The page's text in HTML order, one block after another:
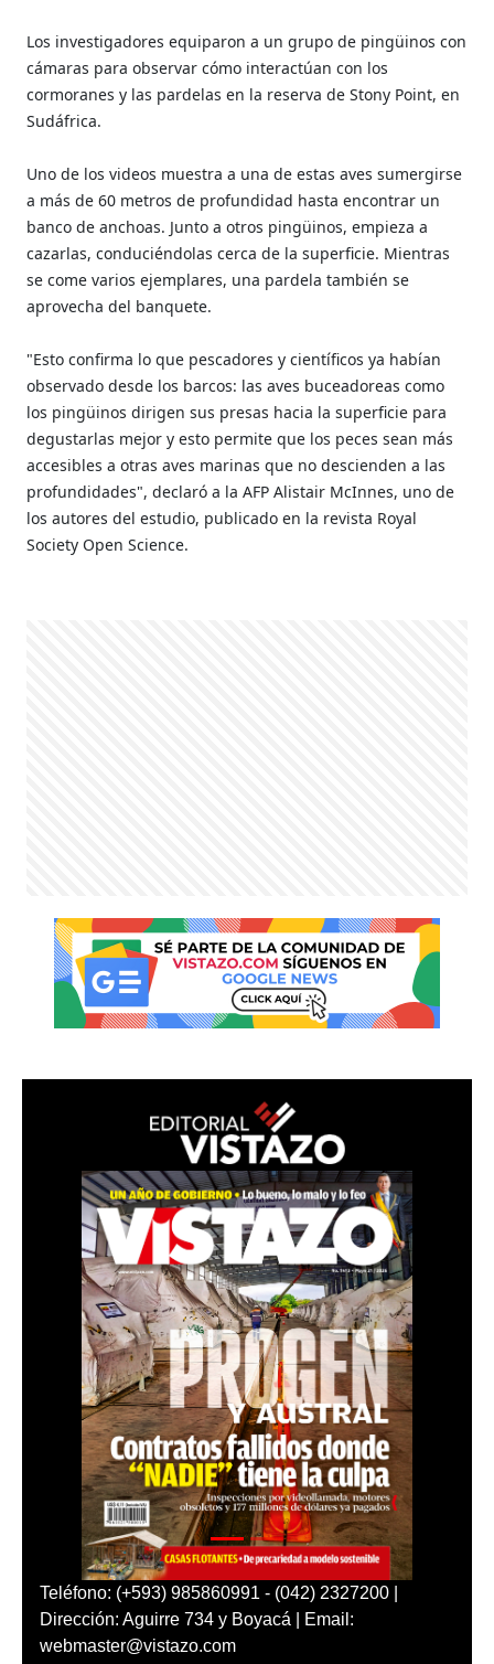
Los investigadores equiparon a un grupo de pingüinos con
cámaras para observar cómo interactúan con los
cormoranes y las pardelas en la reserva de Stony Point, en
Sudáfrica.
Uno de los videos muestra a una de estas aves sumergirse
a más de 60 metros de profundidad hasta encontrar un
banco de anchoas. Junto a otros pingüinos, empieza a
cazarlas, conduciéndolas cerca de la superficie. Mientras
se come varios ejemplares, una pardela también se
aprovecha del banquete.
"Esto confirma lo que pescadores y científicos ya habían
observado desde los barcos: las aves buceadoreas como
los pingüinos dirigen sus presas hacia la superficie para
degustarlas mejor y esto permite que los peces sean más
accesibles a otras aves marinas que no descienden a las
profundidades", declaró a la AFP Alistair McInnes, uno de
los autores del estudio, publicado en la revista Royal
Society Open Science.
Teléfono: (+593) 985860991 - (042) 2327200 |
Dirección: Aguirre 734 y Boyacá | Email:
webmaster@vistazo.com